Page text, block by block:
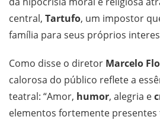
central, Tartufo, um impostor
família para seus próprios
Como disse o diretor Marcelo
calorosa do público reflete a
teatral: “Amor, humor, alegria e
elementos fortemente presentes